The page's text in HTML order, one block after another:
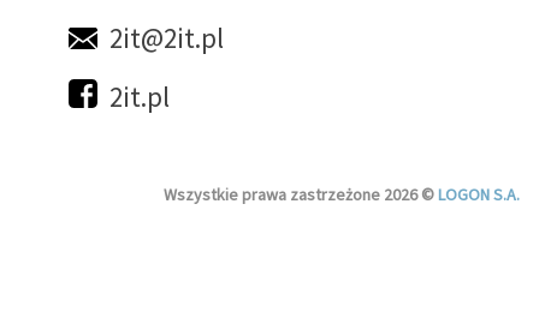
2it@2it.pl
2it.pl
Wszystkie prawa zastrzeżone 2026 ©LOGON S.A.